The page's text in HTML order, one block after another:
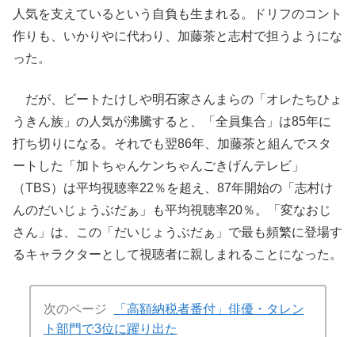
人気を支えているという自負も生まれる。ドリフのコント
作りも、いかりやに代わり、加藤茶と志村で担うようにな
った。
だが、ビートたけしや明石家さんまらの「オレたちひょ
うきん族」の人気が沸騰すると、「全員集合」は85年に
打ち切りになる。それでも翌86年、加藤茶と組んでスタ
ートした「加トちゃんケンちゃんごきげんテレビ」
（TBS）は平均視聴率22％を超え、87年開始の「志村け
んのだいじょうぶだぁ」も平均視聴率20％。「変なおじ
さん」は、この「だいじょうぶだぁ」で最も頻繁に登場す
るキャラクターとして視聴者に親しまれることになった。
次のページ
「高額納税者番付」俳優・タレン
ト部門で3位に躍り出た